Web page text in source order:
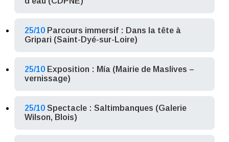
25/10 Parcours immersif : Dans la tête à
Gripari (Saint-Dyé-sur-Loire)
25/10 Exposition : Mía (Mairie de Maslives –
vernissage)
25/10 Spectacle : Saltimbanques (Galerie
Wilson, Blois)